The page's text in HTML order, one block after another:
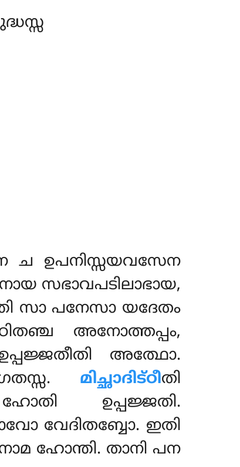
ച ഉപനിസ്സയവസേന
സഭാവപടിലാഭായ,
സാ പനേസാ യദേതം
അനോത്തപ്പം,
അത്ഥോ.
മിച്ഛാദിട്ഠീതി
ഉപ്പജ്ജതി.
വേദിതബ്ബോ. ഇതി
ഹോന്തി. താനി പന